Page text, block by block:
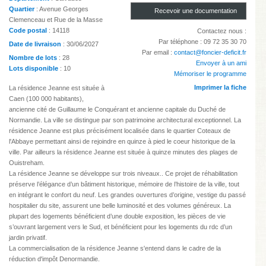
Recevoir une documentation
Contactez nous :
Par téléphone : 09 72 35 30 70
Par email :contact@foncier-deficit.fr
Envoyer à un ami
Mémoriser le programme
Imprimer la fiche
Quartier: Avenue Georges
Clemenceau et Rue de la Masse
Code postal : 14118
Date de livraison : 30/06/2027
Nombre de lots : 28
Lots disponible : 10
La résidence Jeanne est située à
Caen (100 000 habitants),
ancienne cité de Guillaume le Conquérant et ancienne capitale du Duché de
Normandie. La ville se distingue par son patrimoine architectural exceptionnel. La
résidence Jeanne est plus précisément localisée dans le quartier Coteaux de
l'Abbaye permettant ainsi de rejoindre en quinze à pied le coeur historique de la
ville. Par ailleurs la résidence Jeanne est située à quinze minutes des plages de
Ouistreham.
La résidence Jeanne se développe sur trois niveaux.. Ce projet de réhabilitation
préserve l’élégance d’un bâtiment historique, mémoire de l’histoire de la ville, tout
en intégrant le confort du neuf. Les grandes ouvertures d’origine, vestige du passé
hospitalier du site, assurent une belle luminosité et des volumes généreux. La
plupart des logements bénéficient d’une double exposition, les pièces de vie
s’ouvrant largement vers le Sud, et bénéficient pour les logements du rdc d’un
jardin privatif.
La commercialisation de la résidence Jeanne s'entend dans le cadre de la
réduction d'impôt Denormandie.